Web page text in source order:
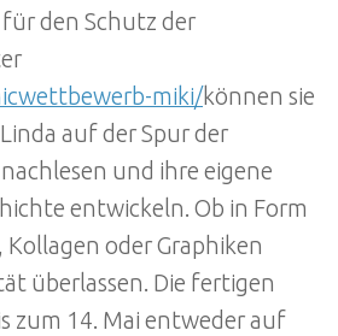
den Schutz der
miki/können sie
auf der Spur der
und ihre eigene
entwickeln. Ob in Form
oder Graphiken
überlassen. Die fertigen
zum 14. Mai entweder auf